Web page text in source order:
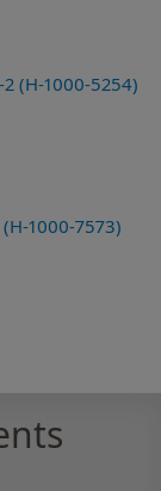
(H-1000-5254)
1000-7573)